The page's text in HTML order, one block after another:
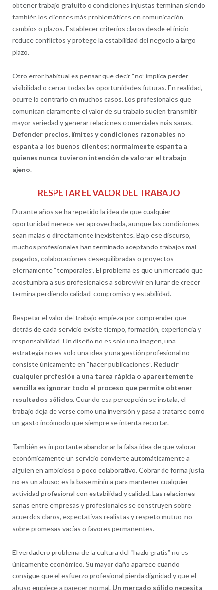
obtener trabajo gratuito o condiciones injustas terminan siendo
también los clientes más problemáticos en comunicación,
cambios o plazos. Establecer criterios claros desde el inicio
reduce conflictos y protege la estabilidad del negocio a largo
plazo.
Otro error habitual es pensar que decir “no” implica perder
visibilidad o cerrar todas las oportunidades futuras. En realidad,
ocurre lo contrario en muchos casos. Los profesionales que
comunican claramente el valor de su trabajo suelen transmitir
mayor seriedad y generar relaciones comerciales más sanas.
Defender precios, límites y condiciones razonables no
espanta a los buenos clientes; normalmente espanta a
quienes nunca tuvieron intención de valorar el trabajo
ajeno.
RESPETAR EL VALOR DEL TRABAJO
Durante años se ha repetido la idea de que cualquier
oportunidad merece ser aprovechada, aunque las condiciones
sean malas o directamente inexistentes. Bajo ese discurso,
muchos profesionales han terminado aceptando trabajos mal
pagados, colaboraciones desequilibradas o proyectos
eternamente “temporales”. El problema es que un mercado que
acostumbra a sus profesionales a sobrevivir en lugar de crecer
termina perdiendo calidad, compromiso y estabilidad.
Respetar el valor del trabajo empieza por comprender que
detrás de cada servicio existe tiempo, formación, experiencia y
responsabilidad. Un diseño no es solo una imagen, una
estrategia no es solo una idea y una gestión profesional no
consiste únicamente en “hacer publicaciones”. Reducir
cualquier profesión a una tarea rápida o aparentemente
sencilla es ignorar todo el proceso que permite obtener
resultados sólidos. Cuando esa percepción se instala, el
trabajo deja de verse como una inversión y pasa a tratarse como
un gasto incómodo que siempre se intenta recortar.
También es importante abandonar la falsa idea de que valorar
económicamente un servicio convierte automáticamente a
alguien en ambicioso o poco colaborativo. Cobrar de forma justa
no es un abuso; es la base mínima para mantener cualquier
actividad profesional con estabilidad y calidad. Las relaciones
sanas entre empresas y profesionales se construyen sobre
acuerdos claros, expectativas realistas y respeto mutuo, no
sobre promesas vacías o favores permanentes.
El verdadero problema de la cultura del “hazlo gratis” no es
únicamente económico. Su mayor daño aparece cuando
consigue que el esfuerzo profesional pierda dignidad y que el
abuso empiece a parecer normal. Un mercado sólido necesita